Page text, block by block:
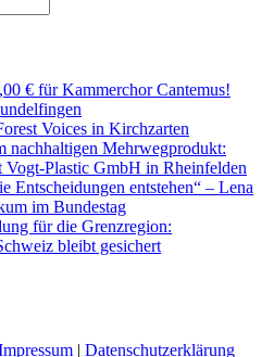
€ für Kammerchor Cantemus!
Voices in Kirchzarten
nachhaltigen Mehrwegprodukt:
Vogt-Plastic GmbH in Rheinfelden
Entscheidungen entstehen“ – Lena
im Bundestag
für die Grenzregion:
bleibt gesichert
| Datenschutzerklärung